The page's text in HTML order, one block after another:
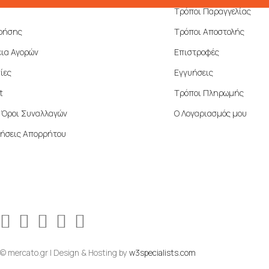
Αγορών
Όροι Συναλλαγών
Απορρήτου
Τρόποι Παραγγελίας
Τρόποι Αποστολής
Επιστροφές
Εγγυήσεις
Τρόποι Πληρωμής
Ο Λογαριασμός μου
© mercato.gr | Design & Hosting by w3specialists.com